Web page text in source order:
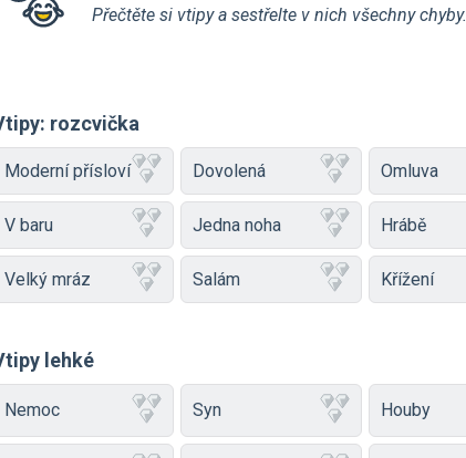
Přečtěte si vtipy a sestřelte v nich všechny chyby.
rozcvička
Moderní přísloví Dovolená Omluva
V baru Jedna noha Hrábě
Velký mráz Salám Křížení
lehké
Nemoc Syn Houby